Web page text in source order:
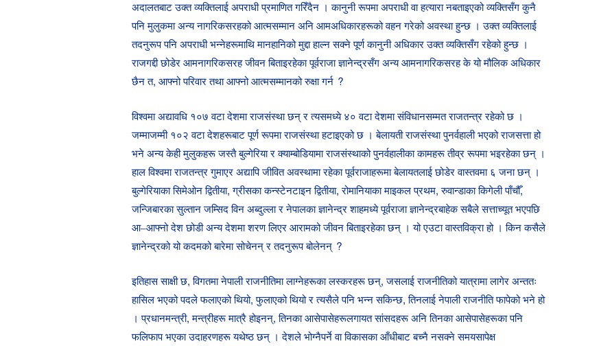
अदालतबाट उक्त व्यक्तिलाई अपराधी प्रमाणित गरिँदैन । कानुनी रूपमा अपराधी वा हत्यारा नबताइएको व्यक्तिसँग कुनै
पनि मुलुकमा अन्य नागरिकसरहको आत्मसम्मान अनि आमअधिकारहरूको वहन गरेको अवस्था हुन्छ । उक्त व्यक्तिलाई
तदनुरूप पनि अपराधी भन्नेहरूमाथि मानहानिको मुद्दा हाल्न सक्ने पूर्ण कानुनी अधिकार उक्त व्यक्तिसँग रहेको हुन्छ ।
राजगद्दी छोडेर आमनागरिकसरह जीवन बिताइरहेका पूर्वराजा ज्ञानेन्द्रसँग अन्य आमनागरिकसरह के यो मौलिक अधिकार
छैन त, आफ्नो परिवार तथा आफ्नो आत्मसम्मानको रुक्षा गर्न ?
विश्वमा अद्यावधि १०७ वटा देशमा राजसंस्था छन् र त्यसमध्ये ४० वटा देशमा संविधानसम्मत राजतन्त्र रहेको छ ।
जम्माजम्मी १०२ वटा देशहरूबाट पूर्ण रूपमा राजसंस्था हटाइएको छ । बेलायती राजसंस्था पुनर्वहाली भएको राजसत्ता हो
भने अन्य केही मुलुकहरू जस्तै बुल्गेरिया र क्याम्बोडियामा राजसंस्थाको पुनर्वहालीका कामहरू तीव्र रूपमा भइरहेका छन् ।
हाल विश्वमा राजतन्त्र गुमाएर अद्यापि जीवित अवस्थामा रहेका पूर्वराजाहरूमा बेलायतलाई छोडेर वास्तवमा ६ जना छन् ।
बुल्गेरियाका सिमेओन द्वितीया, ग्रीसका कन्स्टेनटाइन द्वितीया, रोमानियाका माइकल प्रथम, रुवान्डाका किगेली पाँचौँ,
जन्जिबारका सुल्तान जम्सिद विन अब्दुल्ला र नेपालका ज्ञानेन्द्र शाहमध्ये पूर्वराजा ज्ञानेन्द्रबाहेक सबैले सत्ताच्यूत भएपछि
आ–आफ्नो देश छोडी अन्य देशमा शरण लिएर आरामको जीवन बिताइरहेका छन् । यो एउटा वास्तविक्रा हो । किन कसैले
ज्ञानेन्द्रको यो कदमको बारेमा सोचेनन् र तदनुरूप बोलेनन् ?
इतिहास साक्षी छ, विगतमा नेपाली राजनीतिमा लाग्नेहरूका लस्करहरू छन्, जसलाई राजनीतिको यात्रामा लागेर अन्ततः
हासिल भएको पदले फलाएको थियो, फुलाएको थियो र त्यसैले पनि भन्न सकिन्छ, तिनलाई नेपाली राजनीति फापेको भने हो
। प्रधानमन्त्री, मन्त्रीहरू मात्रै होइनन्, तिनका आसेपासेहरूलगायत सांसदहरू अनि तिनका आसेपासेहरूका पनि
फलिफाप भएका उदाहरणहरू यथेष्ठ छन् । देशले भोग्नैपर्ने वा विकासका आँधीबाट बच्नै नसक्ने समयसापेक्ष